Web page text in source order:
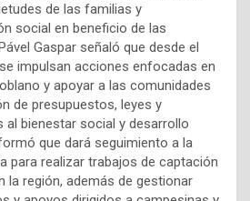
de las familias y
social en beneficio de las
Gaspar señaló que desde el
impulsan acciones enfocadas en
y apoyar a las comunidades
de presupuestos, leyes y
bienestar social y desarrollo
que dará seguimiento a la
para realizar trabajos de captación
la región, además de gestionar